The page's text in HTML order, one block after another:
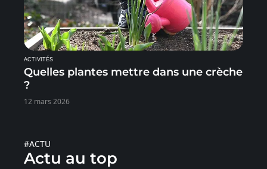
ACTIVITÉS
Quelles plantes mettre dans une crèche
?
12 mars 2026
#ACTU
Actu au top